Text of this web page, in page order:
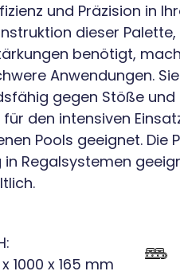
und Präzision in
dieser Palette,
benötigt,
Anwendungen.
gegen Stöße und
den intensiven
Pools geeignet. Die
in Regalsystemen
1000 x 165 mm